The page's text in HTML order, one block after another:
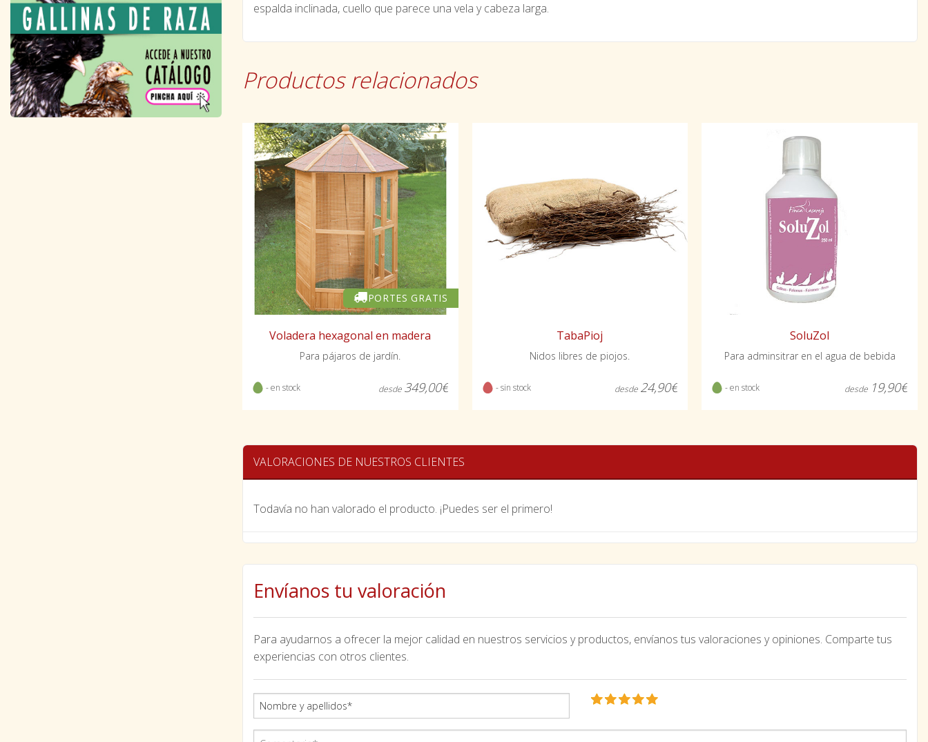
espalda inclinada, cuello que parece una vela y cabeza larga.
Productos relacionados
PORTES GRATIS
Voladera hexagonal en madera
Para pájaros de jardín.
- en stock desde 349,00€
TabaPioj
Nidos libres de piojos.
- sin stock desde 24,90€
SoluZol
Para adminsitrar en el agua de bebida
- en stock desde 19,90€
VALORACIONES DE NUESTROS CLIENTES
Todavía no han valorado el producto. ¡Puedes ser el primero!
Envíanos tu valoración
Para ayudarnos a ofrecer la mejor calidad en nuestros servicios y productos, envíanos tus valoraciones y opiniones. Comparte tus
experiencias con otros clientes.